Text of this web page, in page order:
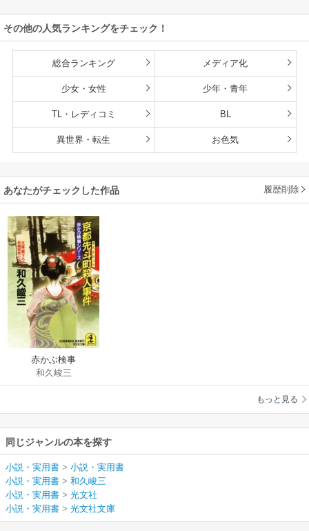
その他の人気ランキングをチェック！
総合ランキング メディア化
少女・女性 少年・青年
TL・レディコミ BL
異世界・転生 お色気
あなたがチェックした作品 履歴削除
赤かぶ検事
和久峻三
もっと見る
同じジャンルの本を探す
小説・実用書 > 小説・実用書
小説・実用書 > 和久峻三
小説・実用書 > 光文社
小説・実用書 > 光文社文庫